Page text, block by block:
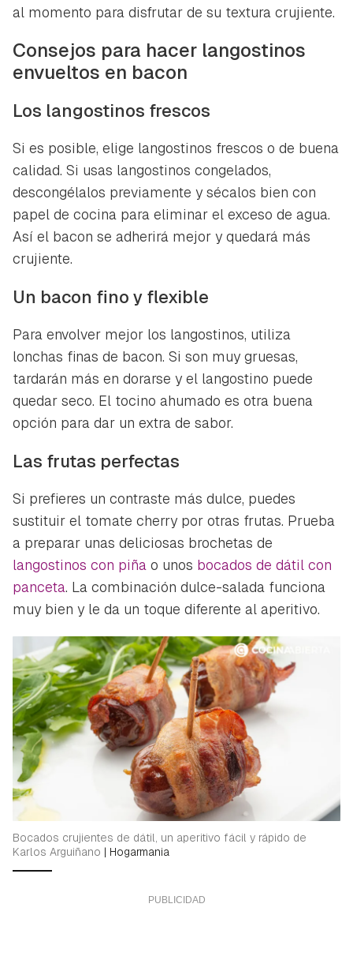
al momento para disfrutar de su textura crujiente.
Consejos para hacer langostinos
envueltos en bacon
Los langostinos frescos
Si es posible, elige langostinos frescos o de buena
calidad. Si usas langostinos congelados,
descongélalos previamente y sécalos bien con
papel de cocina para eliminar el exceso de agua.
Así el bacon se adherirá mejor y quedará más
crujiente.
Un bacon fino y flexible
Para envolver mejor los langostinos, utiliza
lonchas finas de bacon. Si son muy gruesas,
tardarán más en dorarse y el langostino puede
quedar seco. El tocino ahumado es otra buena
opción para dar un extra de sabor.
Las frutas perfectas
Si prefieres un contraste más dulce, puedes
sustituir el tomate cherry por otras frutas. Prueba
a preparar unas deliciosas brochetas de
langostinos con piña o unos bocados de dátil con
panceta. La combinación dulce-salada funciona
muy bien y le da un toque diferente al aperitivo.
Bocados crujientes de dátil, un aperitivo fácil y rápido de
Karlos Arguiñano | Hogarmania